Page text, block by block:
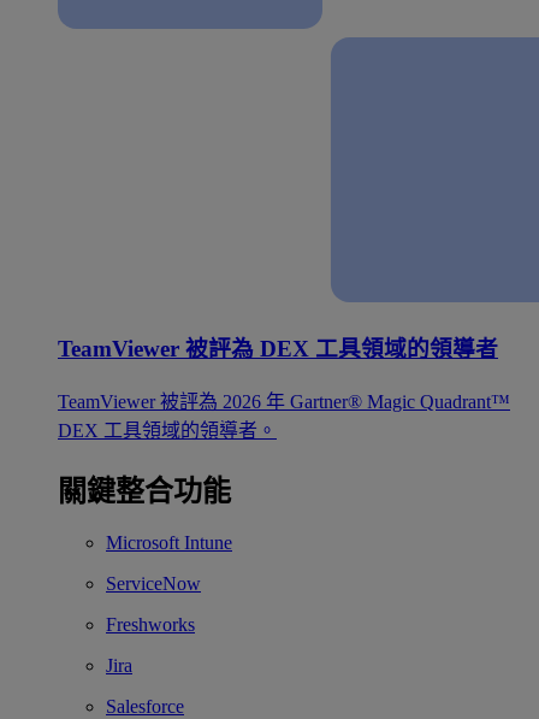
TeamViewer 被評為 DEX 工具領域的領導者
TeamViewer 被評為 2026 年 Gartner® Magic Quadrant™
DEX 工具領域的領導者。
關鍵整合功能
Microsoft Intune
ServiceNow
Freshworks
Jira
Salesforce